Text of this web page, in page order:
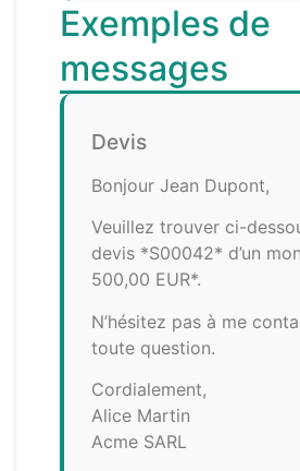
Exemples de
messages
Devis
Bonjour Jean Dupont,
Veuillez trouver ci-
devis *S00042* d’un
500,00 EUR*.
N’hésitez pas à me
toute question.
Cordialement,
Alice Martin
Acme SARL